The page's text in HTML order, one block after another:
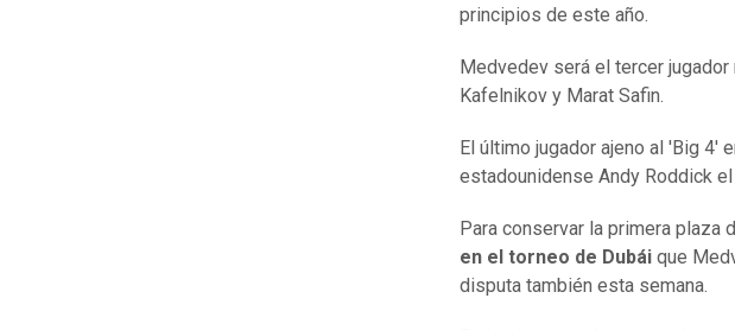
principios de este año.
Medvedev será el tercer
Kafelnikov y Marat Safin.
El último jugador ajeno al 'Big 4'
estadounidense Andy Roddick
Para conservar la primera plaza
en el torneo de Dubái que
disputa también esta semana.